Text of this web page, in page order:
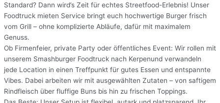
Standard? Dann wird’s Zeit für echtes Streetfood-Erlebnis! Unser
Foodtruck mieten Service bringt euch hochwertige Burger frisch
vom Grill – ohne komplizierte Abläufe, dafür mit maximalem
Genuss.
Ob Firmenfeier, private Party oder öffentliches Event: Wir rollen mit
unserem Smashburger Foodtruck nach Kerpenund verwandeln
jede Location in einen Treffpunkt für gutes Essen und entspannte
Vibes. Dabei arbeiten wir mit ausgewählten Zutaten – von saftigem
Rindfleisch über fluffige Buns bis hin zu frischen Toppings.